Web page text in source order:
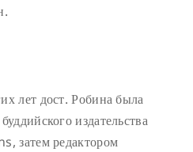
лет дост. Робина была
издательства
затем редактором